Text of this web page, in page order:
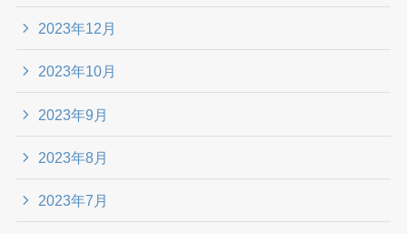
2023年12月
2023年10月
2023年9月
2023年8月
2023年7月